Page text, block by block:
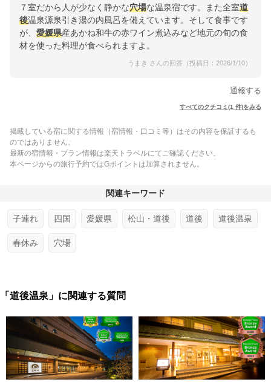
７室だから人が少なく静かな穴場な温泉宿です。また全室道
後温泉源泉引き湯の内風呂を備えています。そして食事です
が、 愛媛県産あかね和牛の赤ワイン煮込みなど地元の旬の食
材を使った料理が食べられますよ。
うまき さんの回答（投稿日：2026/1/10）
通報する
すべてのクチコミ(1 件)をみる
掲載している宿に関する情報（宿情報・口コミ等）はその内容を保証するも
のではありません。
最新の宿情報・プラン情報は楽天トラベルにてご確認ください。
本ページからの旅行予約ではGポイントは加算されません。
関連キーワード
子連れ 四国 愛媛県 松山・道後 道後 道後温泉
春休み 穴場
「道後温泉」に関連する質問